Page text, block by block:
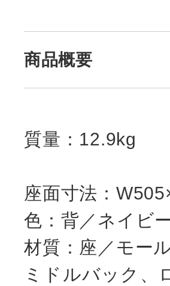
商品概要
質量：12.9kg
座面寸法：
色：背／ネイビ
材質：座／モー
ミドルバック、